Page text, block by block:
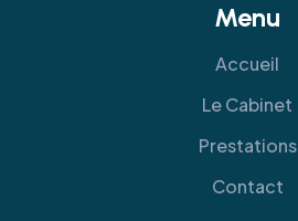
Menu
Accueil
Le Cabinet
Prestations
Contact